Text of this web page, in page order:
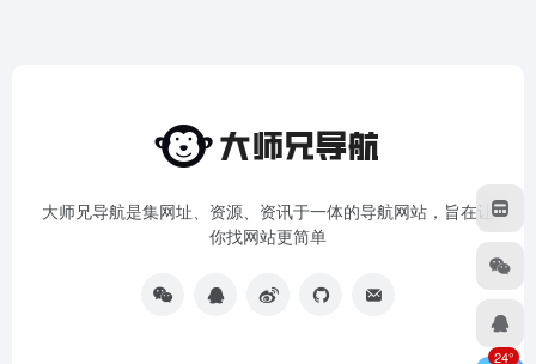
大师兄导航是集网址、资源、资讯于一体的导航网站，旨在让
你找网站更简单
24°